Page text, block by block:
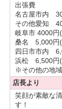
基本嫌いな食
とにかく食べ
スイーツ、一
お休みの日は
開拓しなきゃ
あとは、ピアノ
幼いころに習
くのも好きで
出張費
名古屋市内
その他愛知
岐阜市 4000円
桑名 5,000円(
四日市市内
浜松 6,500円(
※その他の地
店長より
笑顔が素敵な
す！